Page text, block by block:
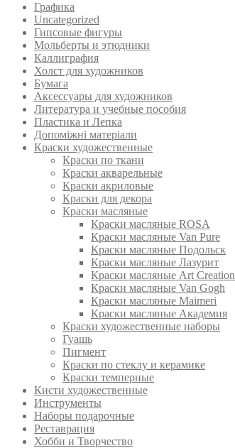
Графика
Uncategorized
Гипсовые фигуры
Мольберты и этюдники
Каллиграфия
Холст для художников
Бумага
Аксессуары для художников
Литература и учебные пособия
Пластика и Лепка
Допоміжні матеріали
Краски художественные
Краски по ткани
Краски акварельные
Краски акриловые
Краски для декора
Краски масляные
Краски масляные ROSA
Краски масляные Van Pure
Краски масляные Подольск
Краски масляные Лазурит
Краски масляные Art Creation
Краски масляные Van Gogh
Краски масляные Maimeri
Краски масляные Академия
Краски художественные наборы
Гуашь
Пигмент
Краски по стеклу и керамике
Краски темперные
Кисти художественные
Инструменты
Наборы подарочные
Реставрация
Хобби и Творчество